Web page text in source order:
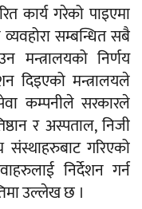
कार्य गरेको पाइएमा
सम्बन्धित सबै
मन्त्रालयको निर्णय
दिइएको मन्त्रालयले
कम्पनीले सरकारले
र अस्पताल, निजी
संस्थाहरुबाट गरिएको
निर्देशन गर्न
उल्लेख छ ।